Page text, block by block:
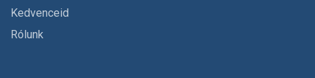
Kedvenceid
Rólunk